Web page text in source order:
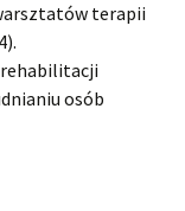
terapii
rehabilitacji
osób